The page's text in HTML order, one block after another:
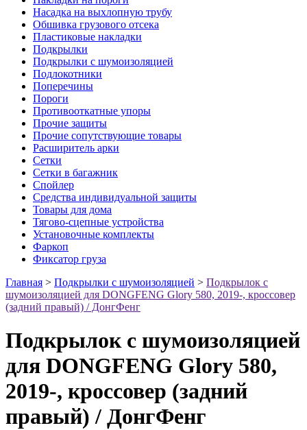
Насадка на выхлопную трубу
Обшивка грузового отсека
Пластиковые накладки
Подкрылки
Подкрылки с шумоизоляцией
Подлокотники
Поперечины
Пороги
Противооткатные упоры
Прочие защиты
Прочие сопутствующие товары
Расширитель арки
Сетки
Сетки в багажник
Спойлер
Средства индивидуальной защиты
Товары для дома
Тягово-сцепные устройства
Установочные комплекты
Фаркоп
Фиксатор груза
Главная > Подкрылки с шумоизоляцией > Подкрылок с
шумоизоляцией для DONGFENG Glory 580, 2019-, кроссовер
(задний правый) / ДонгФенг
Подкрылок с шумоизоляцией
для DONGFENG Glory 580,
2019-, кроссовер (задний
правый) / ДонгФенг